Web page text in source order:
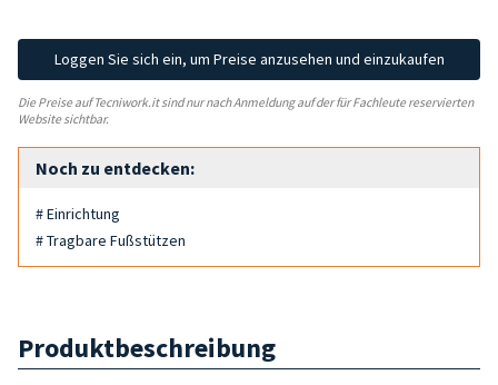
Loggen Sie sich ein, um Preise anzusehen und einzukaufen
Die Preise auf Tecniwork.it sind nur nach Anmeldung auf der für Fachleute reservierten
Website sichtbar.
Noch zu entdecken:
# Einrichtung
# Tragbare Fußstützen
Produktbeschreibung